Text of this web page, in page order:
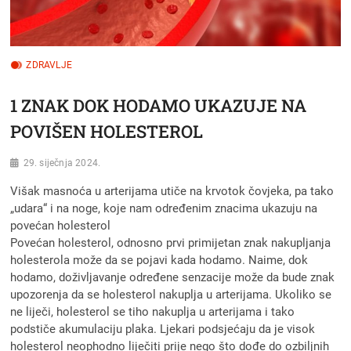
ZDRAVLJE
1 ZNAK DOK HODAMO UKAZUJE NA
POVIŠEN HOLESTEROL
29. siječnja 2024.
Višak masnoća u arterijama utiče na krvotok čovjeka, pa tako
„udara“ i na noge, koje nam određenim znacima ukazuju na
povećan holesterol
Povećan holesterol, odnosno prvi primijetan znak nakupljanja
holesterola može da se pojavi kada hodamo. Naime, dok
hodamo, doživljavanje određene senzacije može da bude znak
upozorenja da se holesterol nakuplja u arterijama. Ukoliko se
ne liječi, holesterol se tiho nakuplja u arterijama i tako
podstiče akumulaciju plaka. Ljekari podsjećaju da je visok
holesterol neophodno liječiti prije nego što dođe do ozbiljnih